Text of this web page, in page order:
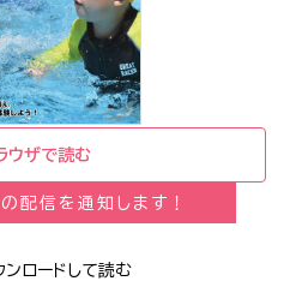
ウザで読む
配信を通知します！
ンロードして読む